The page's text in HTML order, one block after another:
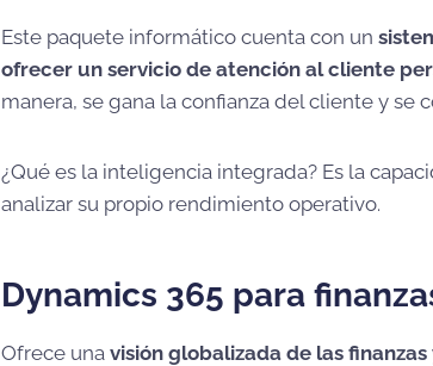
Este paquete informático cuenta con un
ofrecer un servicio de atención al cliente
manera, se gana la confianza del cliente y se
¿Qué es la inteligencia integrada? Es la
analizar su propio rendimiento operativo.
Dynamics 365 para
Ofrece una visión globalizada de las